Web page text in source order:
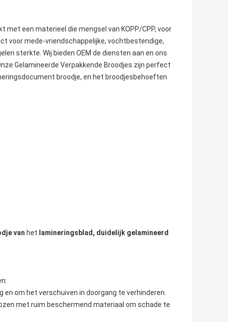
met een materieel die mengsel van KOPP/CPP, voor
voor mede-vriendschappelijke, vochtbestendige,
sterkte. Wij bieden OEM de diensten aan en ons
Gelamineerde Verpakkende Broodjes zijn perfect
broodje, en het broodjesbehoeften
van het lamineringsblad, duidelijk gelamineerd
en om het verschuiven in doorgang te verhinderen.
met ruim beschermend materiaal om schade te